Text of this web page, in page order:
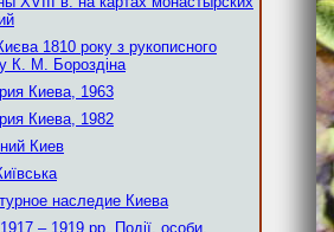
1810 року з рукописного
К. М. Бороздіна
Киева, 1963
Киева, 1982
Киев
наследие Киева
1917 – 1919 рр. Події, особи,